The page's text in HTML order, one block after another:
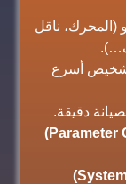
ناقل
أسرع
دقيقة.